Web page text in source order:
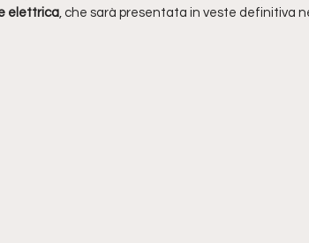
elettrica , che sarà presentata in veste definitiva